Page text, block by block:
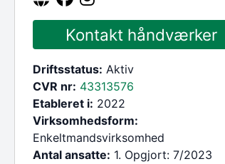
Kontakt håndværker
Driftsstatus: Aktiv
CVR nr: 43313576
Etableret i: 2022
Virksomhedsform:
Enkeltmandsvirksomhed
Antal ansatte: 1. Opgjort: 7/2023